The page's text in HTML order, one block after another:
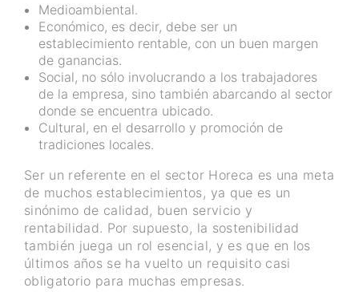
Medioambiental.
Económico, es decir, debe ser un
establecimiento rentable, con un buen margen
de ganancias.
Social, no sólo involucrando a los trabajadores
de la empresa, sino también abarcando al sector
donde se encuentra ubicado.
Cultural, en el desarrollo y promoción de
tradiciones locales.
Ser un referente en el sector Horeca es una meta
de muchos establecimientos, ya que es un
sinónimo de calidad, buen servicio y
rentabilidad. Por supuesto, la sostenibilidad
también juega un rol esencial, y es que en los
últimos años se ha vuelto un requisito casi
obligatorio para muchas empresas.